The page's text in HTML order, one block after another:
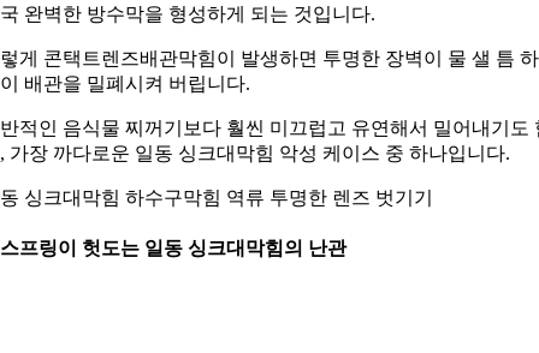
완벽한 방수막을 형성하게 되는 것입니다.
게 콘택트렌즈배관막힘이 발생하면 투명한 장벽이 물 샐 틈
배관을 밀폐시켜 버립니다.
적인 음식물 찌꺼기보다 훨씬 미끄럽고 유연해서 밀어내기도
가장 까다로운 일동 싱크대막힘 악성 케이스 중 하나입니다.
싱크대막힘 하수구막힘 역류 투명한 렌즈 벗기기
프링이 헛도는 일동 싱크대막힘의 난관